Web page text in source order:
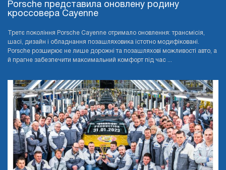
Porsche представила оновлену родину
кроссовера Cayenne
Третє покоління Porsche Cayenne отримало оновлення: трансмісія,
шасі, дизайн і обладнання позашляховика істотно модифіковані.
Porsche розширює не лише дорожні та позашляхові можливості авто, а
й прагне забезпечити максимальний комфорт під час ...